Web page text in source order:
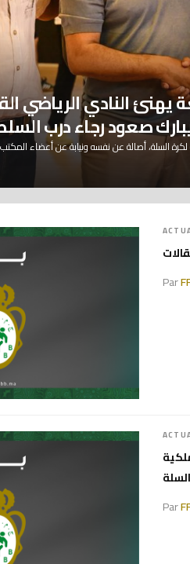
يهنئ النادي الرياضي
صعود رجاء درب
السلة، أصالة عن نفسه ونيابة عن أعضاء المكتب
Par
Par